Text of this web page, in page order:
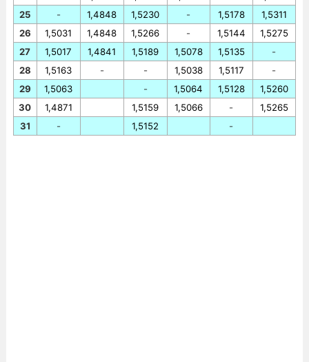
25
26
27
28
29
30
31
-
1,5031
1,5017
1,5163
1,5063
1,4871
-
1,4848
1,4848
1,4841
-
1,5230
1,5266
1,5189
-
-
1,5159
1,5152
-
-
1,5078
1,5038
1,5064
1,5066
1,5178
1,5144
1,5135
1,5117
1,5128
-
-
1,5311
1,5275
-
-
1,5260
1,5265